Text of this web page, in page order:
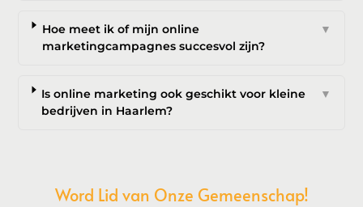
Hoe meet ik of mijn online
marketingcampagnes succesvol zijn?
▼
Is online marketing ook geschikt voor kleine
bedrijven in Haarlem?
▼
Word Lid van Onze Gemeenschap!